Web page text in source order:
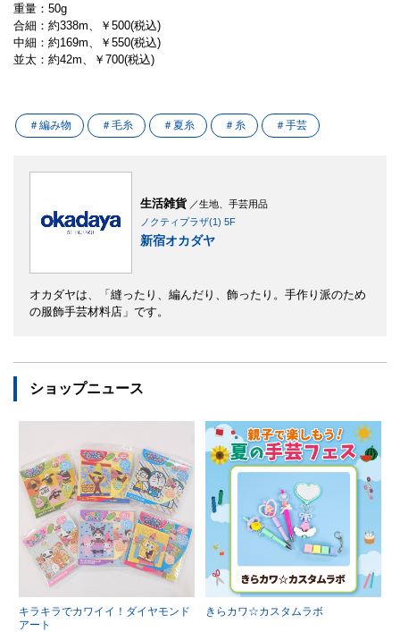
重量：50g
合細：約338m、￥500(税込)
中細：約169m、￥550(税込)
並太：約42m、￥700(税込)
＃編み物 ＃毛糸 ＃夏糸 ＃糸 ＃手芸
生活雑貨／生地、手芸用品
ノクティプラザ(1) 5F
新宿オカダヤ
オカダヤは、「縫ったり、編んだり、飾ったり。手作り派のため
の服飾手芸材料店」です。
ショップニュース
キラキラでカワイイ！ダイヤモンド
アート
きらカワ☆カスタムラボ